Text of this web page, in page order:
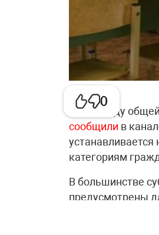
0
В 2026 году
сообщили в
категориям
В большинстве
предусмотрены